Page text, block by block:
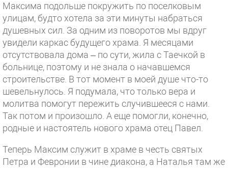
Максима подольше покружить по поселковым
улицам, будто хотела за эти минуты набраться
душевных сил. За одним из поворотов мы вдруг
увидели каркас будущего храма. Я месяцами
отсутствовала дома – по сути, жила с Таечкой в
больнице, поэтому и не знала о начавшемся
строительстве. В тот момент в моей душе что-то
шевельнулось. Я подумала, что только вера и
молитва помогут пережить случившееся с нами.
Так потом и произошло. А еще помогли, конечно,
родные и настоятель нового храма отец Павел.
Теперь Максим служит в храме в честь святых
Петра и Февронии в чине диакона, а Наталья там же